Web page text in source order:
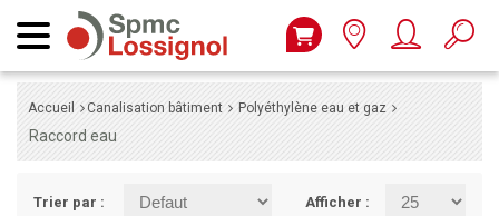
Accueil Canalisation bâtiment Polyéthylène eau et gaz
Raccord eau
Trier par : Afficher :